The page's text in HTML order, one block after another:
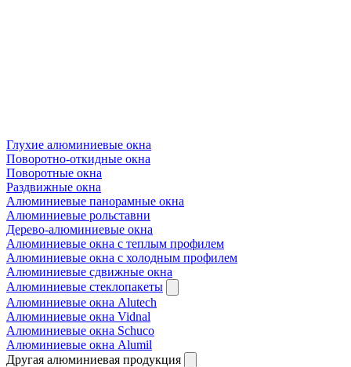
Глухие алюминиевые окна
Поворотно-откидные окна
Поворотные окна
Раздвижные окна
Алюминиевые панорамные окна
Алюминиевые рольставни
Дерево-алюминиевые окна
Алюминиевые окна с теплым профилем
Алюминиевые окна с холодным профилем
Алюминиевые сдвижные окна
Алюминиевые стеклопакеты
Алюминиевые окна Alutech
Алюминиевые окна Vidnal
Алюминиевые окна Schuco
Алюминиевые окна Alumil
Другая алюминиевая продукция